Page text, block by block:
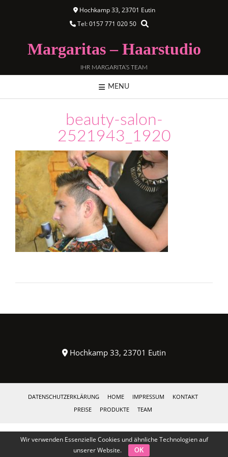
Hochkamp 33, 23701 Eutin
Tel: 0157 771 020 50
Margaritas – Haarstudio
IHR MARGARITA’S TEAM
MENU
beauty-salon-
2521943_1920
Hochkamp 33, 23701 Eutin
DATENSCHUTZERKLÄRUNG HOME IMPRESSUM
KONTAKT
PREISE
PRODUKTE TEAM
Wir verwenden Essenzielle Cookies und ähnliche Technologien auf
unserer Website.
OK